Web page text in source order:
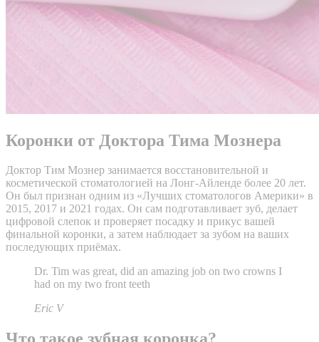
Коронки от Доктора Тима Мознера
Доктор Тим Мознер занимается восстановительной и
косметической стоматологией на Лонг-Айленде более 20 лет.
Он был признан одним из «Лучших стоматологов Америки» в
2015, 2017 и 2021 годах. Он сам подготавливает зуб, делает
цифровой слепок и проверяет посадку и прикус вашей
финальной коронки, а затем наблюдает за зубом на ваших
последующих приёмах.
Dr. Tim was great, did an amazing job on two crowns I
had on my two front teeth
Eric V